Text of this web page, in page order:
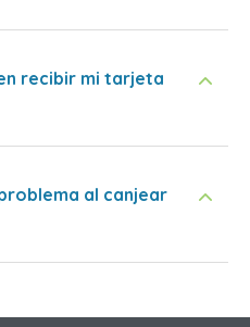
recibir mi tarjeta
al canjear